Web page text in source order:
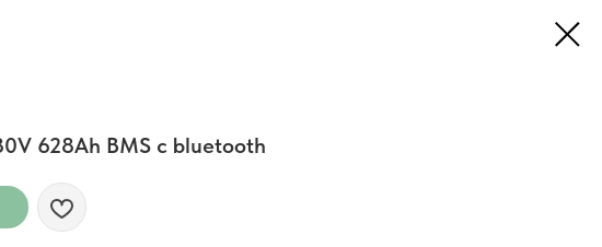
628Ah BMS c bluetooth